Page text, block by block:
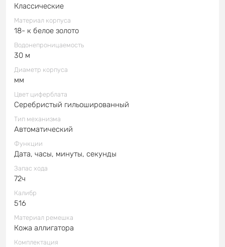
Классические
Материал корпуса
18- к белое золото
Водонепроницаемость
30 м
Диаметр корпуса
мм
Цвет циферблата
Серебристый гильошированный
Тип механизма
Автоматический
Функции
Дата, часы, минуты, секунды
Запас хода
72ч
Калибр
516
Материал ремешка
Кожа аллигатора
Комплектация